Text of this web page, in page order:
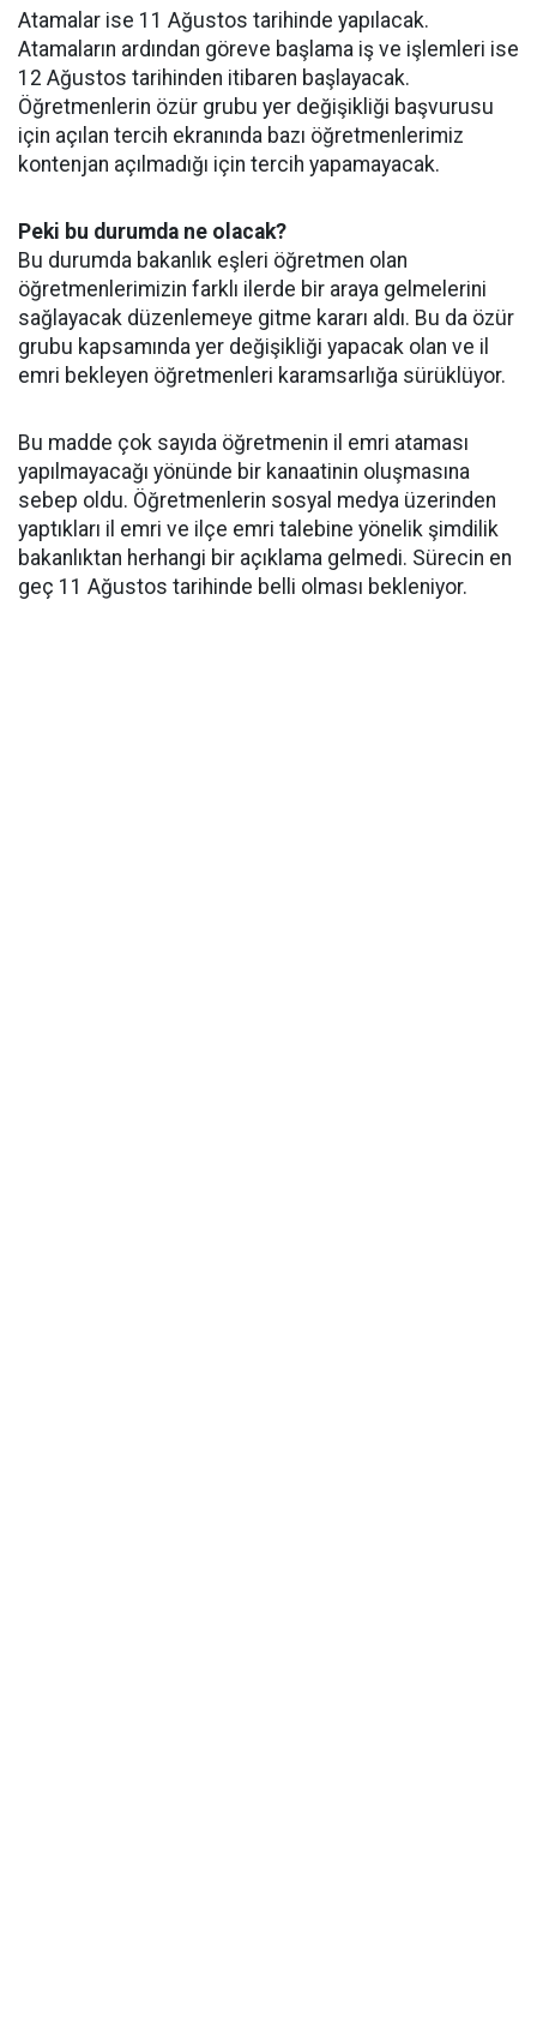
Atamalar ise 11 Ağustos tarihinde yapılacak.
Atamaların ardından göreve başlama iş ve işlemleri ise
12 Ağustos tarihinden itibaren başlayacak.
Öğretmenlerin özür grubu yer değişikliği başvurusu
için açılan tercih ekranında bazı öğretmenlerimiz
kontenjan açılmadığı için tercih yapamayacak.
Peki bu durumda ne olacak?
Bu durumda bakanlık eşleri öğretmen olan
öğretmenlerimizin farklı ilerde bir araya gelmelerini
sağlayacak düzenlemeye gitme kararı aldı. Bu da özür
grubu kapsamında yer değişikliği yapacak olan ve il
emri bekleyen öğretmenleri karamsarlığa sürüklüyor.
Bu madde çok sayıda öğretmenin il emri ataması
yapılmayacağı yönünde bir kanaatinin oluşmasına
sebep oldu. Öğretmenlerin sosyal medya üzerinden
yaptıkları il emri ve ilçe emri talebine yönelik şimdilik
bakanlıktan herhangi bir açıklama gelmedi. Sürecin en
geç 11 Ağustos tarihinde belli olması bekleniyor.